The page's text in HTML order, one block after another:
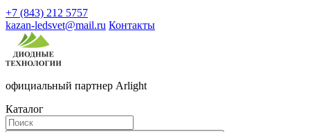
+7 (843) 212 5757
kazan-ledsvet@mail.ru Контакты
официальный партнер Arlight
Каталог